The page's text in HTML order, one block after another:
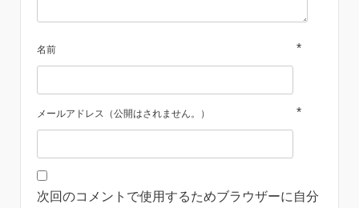
名前 *
メールアドレス（公開はされません。） *
次回のコメントで使用するためブラウザーに自分